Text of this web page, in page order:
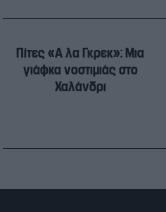
Πίτες «Α λα Γκρεκ»: Μια
γιάφκα νοστιμιάς στο
Χαλάνδρι